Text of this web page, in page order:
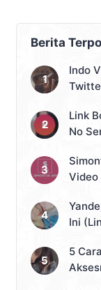
Berita
Indo
Link
No
Video
Ini
5